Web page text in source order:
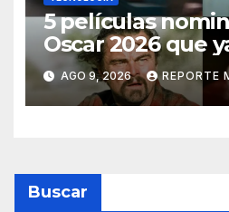
5 películas
Oscar 2026 que
en streaming
AGO 9, 2026 REPORTE
Buscar